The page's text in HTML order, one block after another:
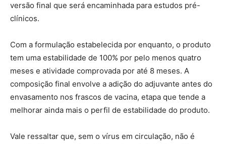
versão final que será encaminhada para estudos pré-
clínicos.
Com a formulação estabelecida por enquanto, o produto
tem uma estabilidade de 100% por pelo menos quatro
meses e atividade comprovada por até 8 meses. A
composição final envolve a adição do adjuvante antes do
envasamento nos frascos de vacina, etapa que tende a
melhorar ainda mais o perfil de estabilidade do produto.
Vale ressaltar que, sem o vírus em circulação, não é